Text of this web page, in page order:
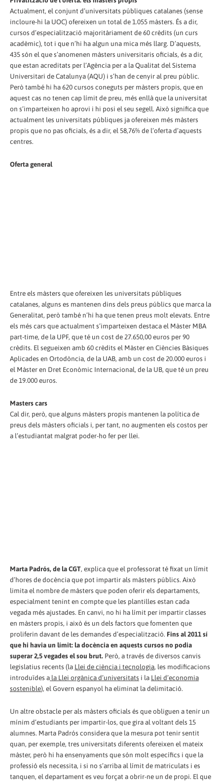
Actualment, el conjunt d’universitats públiques catalanes (sense
incloure-hi la UOC) ofereixen un total de 1.055 màsters. És a dir,
cursos d’especialització majoritàriament de 60 crèdits (un curs
acadèmic), tot i que n’hi ha algun una mica més llarg. D’aquests,
435 són el que s’anomenen màsters universitaris oficials, és a dir,
que estan acreditats per l’Agència per a la Qualitat del Sistema
Universitari de Catalunya (AQU) i s’han de cenyir al preu públic.
Però també hi ha 620 cursos coneguts per màsters propis, que en
aquest cas no tenen cap límit de preu, més enllà que la universitat
on s’imparteixen ho aprovi i hi posi el seu segell. Això significa que
actualment les universitats públiques ja ofereixen més màsters
propis que no pas oficials, és a dir, el 58,76% de l’oferta d’aquests
centres.
Oferta general
Entre els màsters que ofereixen les universitats públiques
catalanes, alguns es mantenen dins dels preus públics que marca la
Generalitat, però també n’hi ha que tenen preus molt elevats. Entre
els més cars que actualment s’imparteixen destaca el Màster MBA
part-time, de la UPF, que té un cost de 27.650,00 euros per 90
crèdits. El segueixen amb 60 crèdits el Màster en Ciències Bàsiques
Aplicades en Ortodòncia, de la UAB, amb un cost de 20.000 euros i
el Màster en Dret Econòmic Internacional, de la UB, que té un preu
de 19.000 euros.
Masters cars
Cal dir, però, que alguns màsters propis mantenen la política de
preus dels màsters oficials i, per tant, no augmenten els costos per
a l’estudiantat malgrat poder-ho fer per llei.
Marta Padrós, de la CGT, explica que el professorat té fixat un límit
d’hores de docència que pot impartir als màsters públics. Això
limita el nombre de màsters que poden oferir els departaments,
especialment tenint en compte que les plantilles estan cada
vegada més ajustades. En canvi, no hi ha límit per impartir classes
en màsters propis, i això és un dels factors que fomenten que
proliferin davant de les demandes d’especialització. Fins al 2011 sí
que hi havia un límit: la docència en aquests cursos no podia
superar 2,5 vegades el sou brut. Però, a través de diversos canvis
legislatius recents (la Llei de ciència i tecnologia, les modificacions
introduïdes a la Llei orgànica d’universitats i la Llei d’economia
sostenible), el Govern espanyol ha eliminat la delimitació.
Un altre obstacle per als màsters oficials és que obliguen a tenir un
mínim d’estudiants per impartir-los, que gira al voltant dels 15
alumnes. Marta Padrós considera que la mesura pot tenir sentit
quan, per exemple, tres universitats diferents ofereixen el mateix
màster, però hi ha ensenyaments que són molt específics i que la
professió els necessita, i si no s’arriba al límit de matriculats i es
tanquen, el departament es veu forçat a obrir-ne un de propi. El que